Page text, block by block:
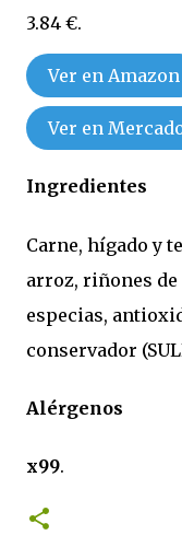
3.84 €.
Ver en Amazon
Ver en
Ingredientes
Carne, hígado y
arroz, riñones de
especias,
conservador
Alérgenos
x99.